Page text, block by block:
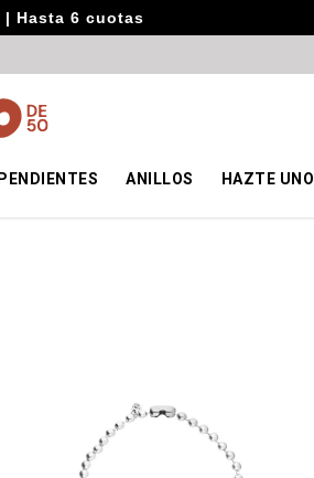
Hasta 6 cuotas
PENDIENTES ANILLOS HAZTE UNO